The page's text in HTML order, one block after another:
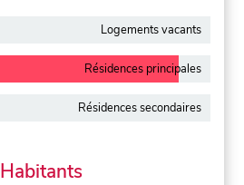
Logements vacants
Résidences principales
Résidences secondaires
Habitants